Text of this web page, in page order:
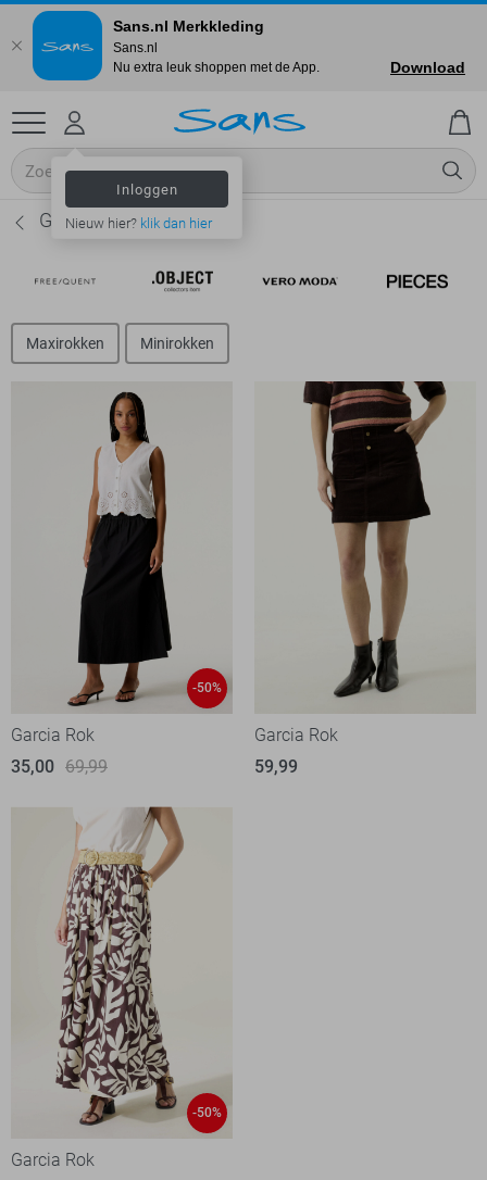
Inloggen
Nieuw hier? klik dan hier
Garcia Rokken - Dames
Maxirokken Minirokken
-50%
Garcia Rok
35,00 69,99
Garcia Rok
59,99
-50%
Garcia Rok
Sans.nl Merkkleding
Sans.nl
Nu extra leuk shoppen met de App.
Download